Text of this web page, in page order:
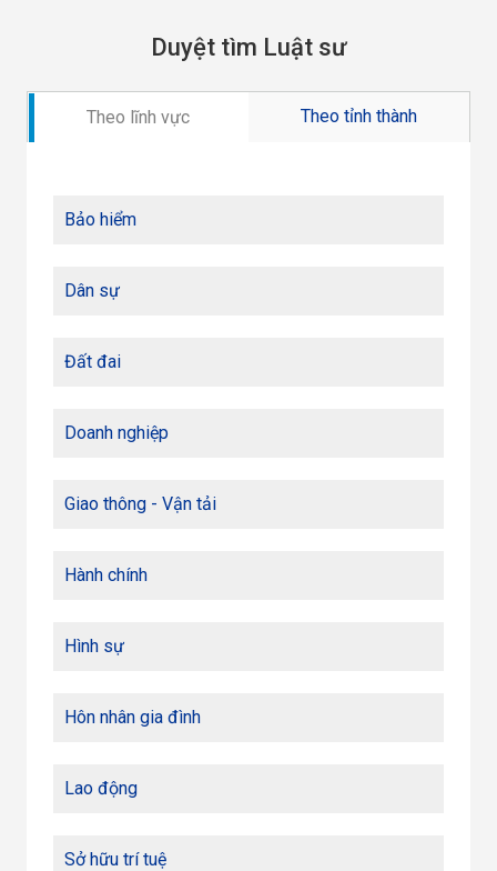
Duyệt tìm Luật sư
Theo lĩnh vực Theo tỉnh thành
Bảo hiểm
Dân sự
Đất đai
Doanh nghiệp
Giao thông - Vận tải
Hành chính
Hình sự
Hôn nhân gia đình
Lao động
Sở hữu trí tuệ